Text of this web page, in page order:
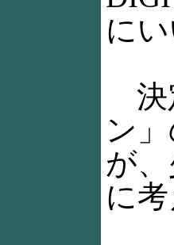
に
決
ン
が
に考